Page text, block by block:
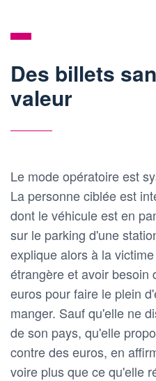
Des billets
valeur
Le mode opératoire est
La personne ciblée est
dont le véhicule est en
sur le parking d'une
explique alors à la
étrangère et avoir besoin
euros pour faire le plein
manger. Sauf qu'elle ne
de son pays, qu'elle
contre des euros, en
voire plus que ce qu'elle